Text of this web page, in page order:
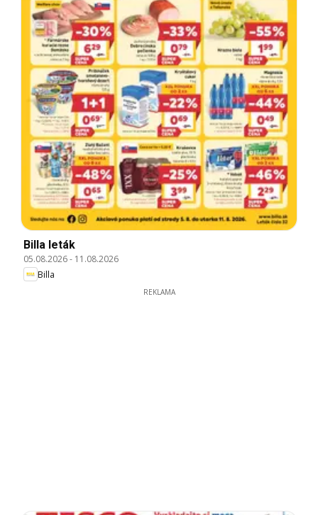
Billa leták
05.08.2026- 11.08.2026
Billa
REKLAMA